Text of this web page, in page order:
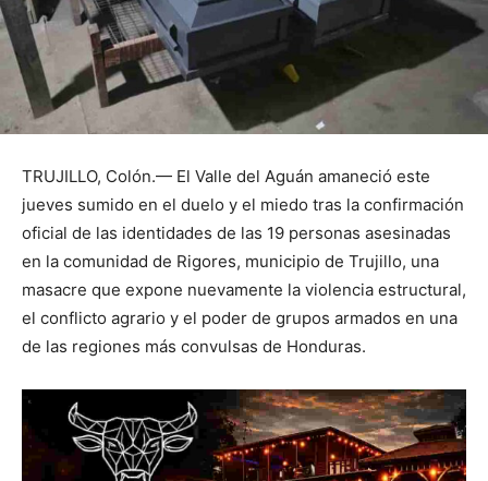
TRUJILLO, Colón.— El Valle del Aguán amaneció este
jueves sumido en el duelo y el miedo tras la confirmación
oficial de las identidades de las 19 personas asesinadas
en la comunidad de Rigores, municipio de Trujillo, una
masacre que expone nuevamente la violencia estructural,
el conflicto agrario y el poder de grupos armados en una
de las regiones más convulsas de Honduras.